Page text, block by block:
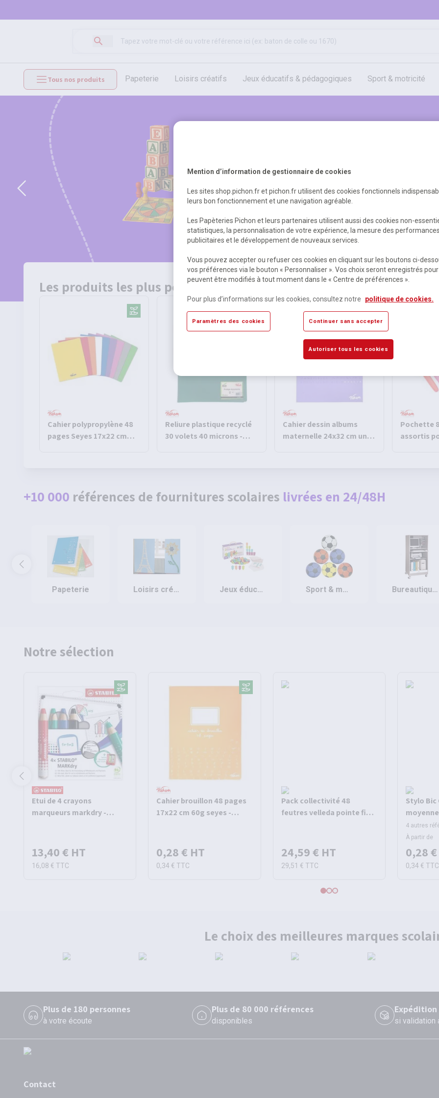
Tous nos produits papeterie loisirs créatifs jeux éducatifs & pédagogiques sport & motricité
Retrouvez tous nos
Jeux éducatifs &
Je découvre le catalogue
Les produits les plus populaires
Cahier polypropylène 48
pages Seyes 17x22 cm
Reliure plastique recyclé
30 volets 40 microns -
Cahier dessin albums
maternelle 24x32 cm uni
Pochette
assortis
+10 000 références de fournitures scolaires livrées en 24/48H
papeterie loisirs créatifs jeux éducatifs & pédagogiques sport & motricité bureautique et rangement des documents
Notre sélection
Etui de 4 crayons
marqueurs markdry -
13,40 € HT
16,08 € TTC
Cahier brouillon 48 pages
17x22 cm 60g seyes -
0,28 € HT
0,34 € TTC
Pack collectivité 48
feutres velleda pointe fine
24,59 € HT
29,51 € TTC
Stylo
4 autres
À partir de
0,28 €
0,34 € TTC
Le choix des meilleures marques
Plus de 180 personnes
à votre écoute
Plus de 80 000 références
disponibles si validation
Contact
Mention d’information de gestionnaire de cookies
Les sites shop.pichon.fr et pichon.fr utilisent des cookies fonctionnels
leurs bon fonctionnement et une navigation agréable.
Les Papèteries Pichon et leurs partenaires utilisent aussi des cookies non-
statistiques, la personnalisation de votre expérience, la mesure des performances
publicitaires et le développement de nouveaux services.
Vous pouvez accepter ou refuser ces cookies en cliquant sur les boutons ci-
vos préférences via le bouton « Personnaliser ». Vos choix seront enregistrés
peuvent être modifiés à tout moment dans le « Centre de préférences ».
Pour plus d’informations sur les cookies, consultez notre politique de cookies.
Paramètres des cookies Continuer sans accepter
Autoriser tous les cookies